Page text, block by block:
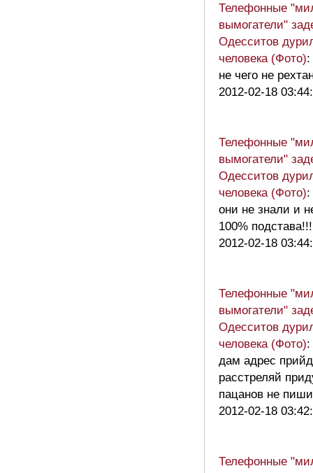
Телефонные
вымогатели"
Одесситов
человека (Фото):
не чего не
2012-02-18
Телефонные
вымогатели"
Одесситов
человека (Фото):
они не знали и
100%
2012-02-18
Телефонные
вымогатели"
Одесситов
человека (Фото):
дам адрес
расстреляй
пацанов не
2012-02-18
Телефонные